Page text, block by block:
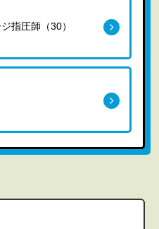
指圧師（30）